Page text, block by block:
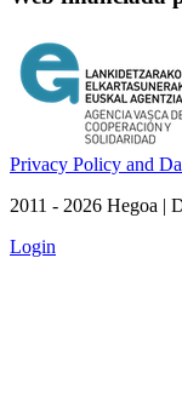
Privacy Policy and
2011 - 2026 Hegoa |
Login